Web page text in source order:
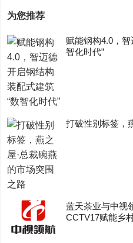
为您推荐
赋能钢构4.0，
智化时代”
打破性别标签，
蓝天茶业与中视
CCTV17赋能乡